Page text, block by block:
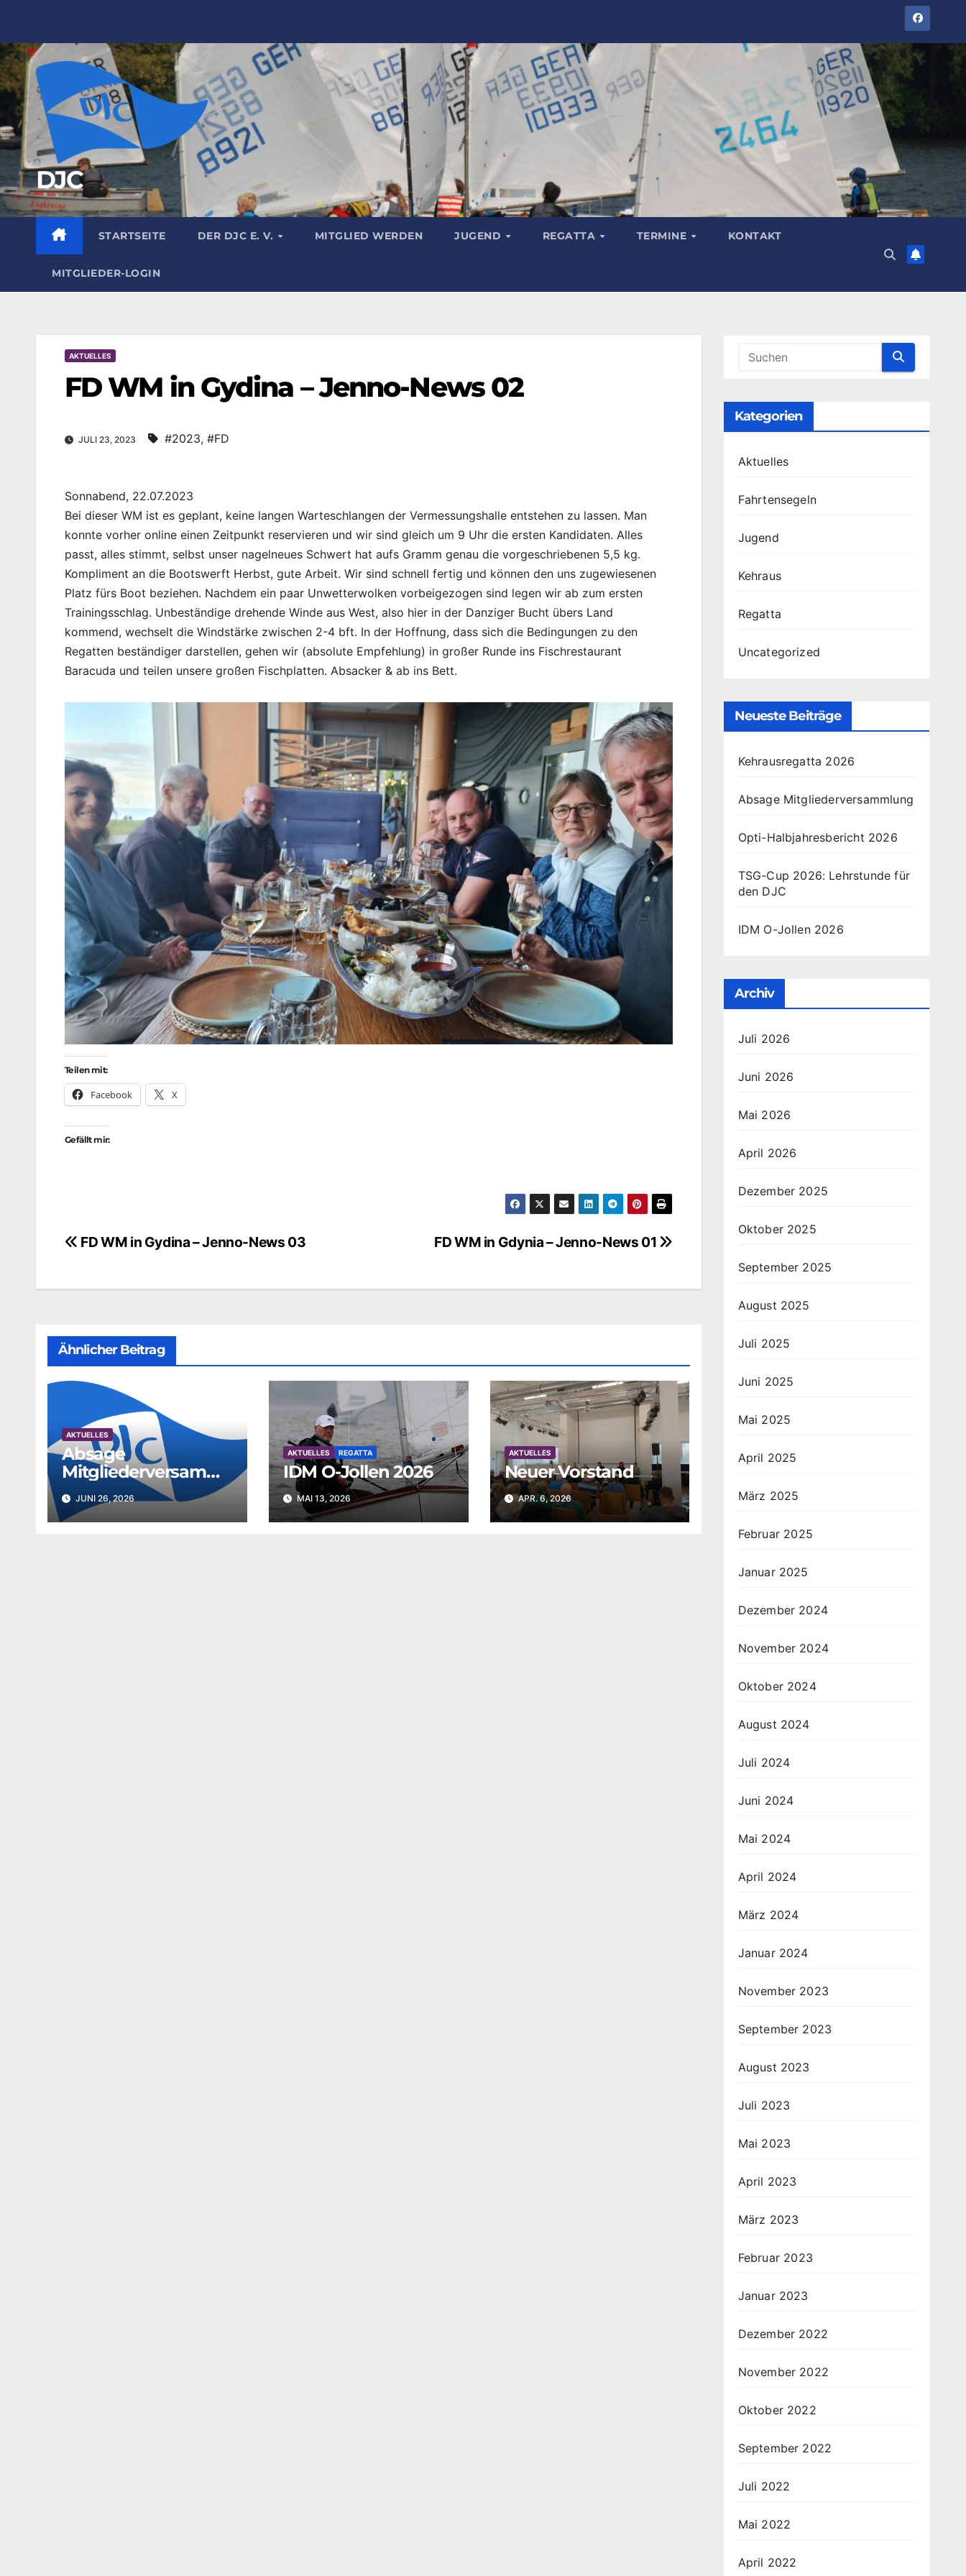
springen
DJC
STARTSEITE DER DJC E. V. MITGLIED WERDEN JUGEND REGATTA TERMINE KONTAKT
MITGLIEDER-LOGIN
AKTUELLES
FD WM in Gydina – Jenno-News 02
JULI 23, 2023 #2023, #FD
Sonnabend, 22.07.2023
Bei dieser WM ist es geplant, keine langen Warteschlangen der Vermessungshalle entstehen zu lassen. Man
konnte vorher online einen Zeitpunkt reservieren und wir sind gleich um 9 Uhr die ersten Kandidaten. Alles
passt, alles stimmt, selbst unser nagelneues Schwert hat aufs Gramm genau die vorgeschriebenen 5,5 kg.
Kompliment an die Bootswerft Herbst, gute Arbeit. Wir sind schnell fertig und können den uns zugewiesenen
Platz fürs Boot beziehen. Nachdem ein paar Unwetterwolken vorbeigezogen sind legen wir ab zum ersten
Trainingsschlag. Unbeständige drehende Winde aus West, also hier in der Danziger Bucht übers Land
kommend, wechselt die Windstärke zwischen 2-4 bft. In der Hoffnung, dass sich die Bedingungen zu den
Regatten beständiger darstellen, gehen wir (absolute Empfehlung) in großer Runde ins Fischrestaurant
Baracuda und teilen unsere großen Fischplatten. Absacker & ab ins Bett.
Teilen mit:
Facebook X
Gefällt mir:
Beitragsnavigation FD WM in Gdynia – Jenno-News 01
FD WM in Gydina – Jenno-News 03
Ähnlicher Beitrag
AKTUELLES
Absage
Mitgliederversamml
ung
JUNI 26, 2026
AKTUELLES REGATTA
IDM O-Jollen 2026
MAI 13, 2026
AKTUELLES
Neuer Vorstand
APR. 6, 2026
Kategorien
Aktuelles
Fahrtensegeln
Jugend
Kehraus
Regatta
Uncategorized
Neueste Beiträge
Kehrausregatta 2026
Absage Mitgliederversammlung
Opti-Halbjahresbericht 2026
TSG-Cup 2026: Lehrstunde für
den DJC
IDM O-Jollen 2026
Archiv
Juli 2026
Juni 2026
Mai 2026
April 2026
Dezember 2025
Oktober 2025
September 2025
August 2025
Juli 2025
Juni 2025
Mai 2025
April 2025
März 2025
Februar 2025
Januar 2025
Dezember 2024
November 2024
Oktober 2024
August 2024
Juli 2024
Juni 2024
Mai 2024
April 2024
März 2024
Januar 2024
November 2023
September 2023
August 2023
Juli 2023
Mai 2023
April 2023
März 2023
Februar 2023
Januar 2023
Dezember 2022
November 2022
Oktober 2022
September 2022
Juli 2022
Mai 2022
April 2022